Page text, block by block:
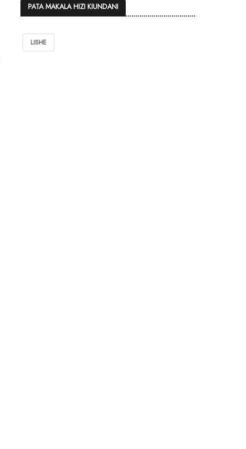
PATA MAKALA HIZI KIUNDANI
LISHE